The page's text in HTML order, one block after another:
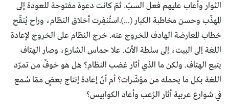
الثوار وأعاب عليهم فعل السبّ. ثمّ كانت دعوة مفتوحة للعودة إلى
المهذّب وحسن مخاطبة الكبار (...).استُنفِرت أخلاق النظام، وراح يُنقّح
خطاب المعارضة الهادف للخروج عنه. خرج النظام على الخروج لإعادة
اللغة إلى البيت، إلى سلطة الأبّ. علا حماس الشارع، وصار الهتاف
يتبع الهتاف. ولكن ما الذي أثار غضب النظام؟ هل هو خوفٌ من تمرّد
اللغة بكل ما يحمله من مؤشّرات؟ أم أنّ إعادة إنتاج بعضٍ ممّا سُمع
في شوارع عربية أثار الرُعب وأعاد الكوابيس؟